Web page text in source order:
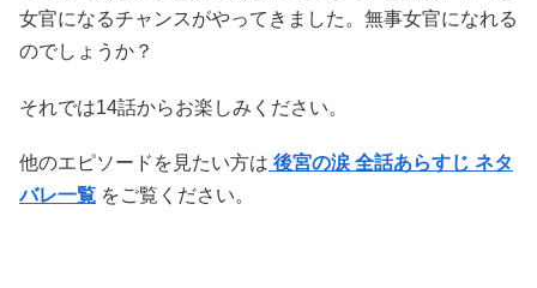
女官になるチャンスがやってきました。無事女官になれる
のでしょうか？
それでは14話からお楽しみください。
他のエピソードを見たい方は 後宮の涙 全話あらすじ ネタ
バレ一覧 をご覧ください。